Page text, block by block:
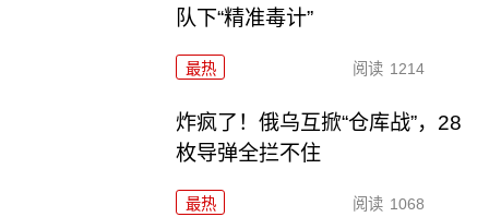
队下“精准毒计”
最热 阅读 1214
炸疯了！俄乌互掀“仓库战”，28
枚导弹全拦不住
最热 阅读 1068